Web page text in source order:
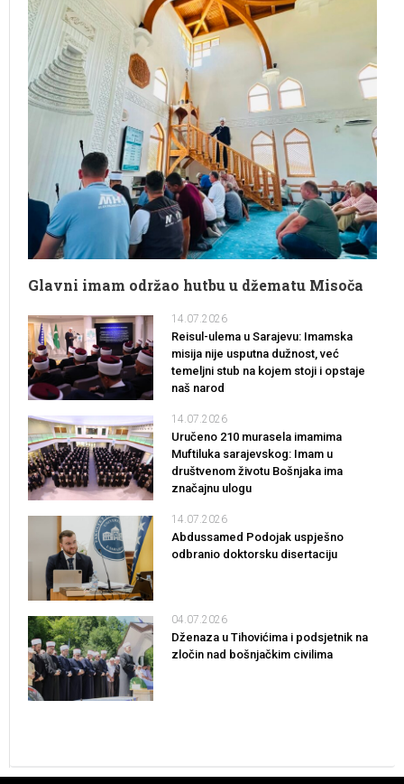
Glavni imam održao hutbu u džematu Misoča
14.07.2026
Reisul-ulema u Sarajevu: Imamska
misija nije usputna dužnost, već
temeljni stub na kojem stoji i opstaje
naš narod
14.07.2026
Uručeno 210 murasela imamima
Muftiluka sarajevskog: Imam u
društvenom životu Bošnjaka ima
značajnu ulogu
14.07.2026
Abdussamed Podojak uspješno
odbranio doktorsku disertaciju
04.07.2026
Dženaza u Tihovićima i podsjetnik na
zločin nad bošnjačkim civilima